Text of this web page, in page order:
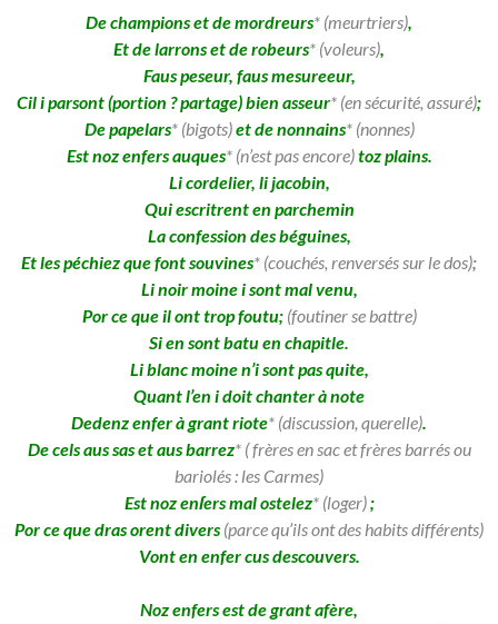
De champions et de mordreurs* (meurtriers),
Et de larrons et de robeurs* (voleurs),
Faus peseur, faus mesureeur,
Cil i parsont (portion ? partage) bien asseur* (en sécurité, assuré);
De papelars* (bigots)et de nonnains* (nonnes)
Est noz enfers auques* (n’est pas encore)toz plains.
Li cordelier, li jacobin,
Qui escritrent en parchemin
La confession des béguines,
Et les péchiez que font souvines* (couchés, renversés sur le dos);
Li noir moine i sont mal venu,
Por ce que il ont trop foutu; (foutiner se battre)
Si en sont batu en chapitle.
Li blanc moine n’i sont pas quite,
Quant l’en i doit chanter à note
Dedenz enfer à grant riote* (discussion, querelle).
De cels aus sas et aus barrez* ( frères en sac et frères barrés ou
bariolés : les Carmes)
Est noz enſers mal ostelez* (loger);
Por ce que dras orent divers(parce qu’ils ont des habits différents)
Vont en enfer cus descouvers.
Noz enfers est de grant afère,